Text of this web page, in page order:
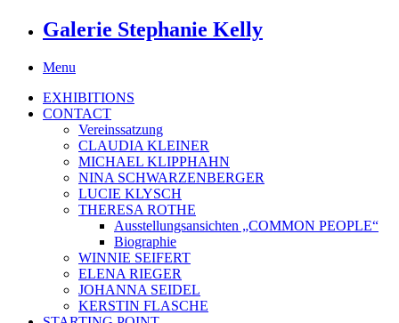
Galerie Stephanie Kelly
Menu
EXHIBITIONS
CONTACT
Vereinssatzung
CLAUDIA KLEINER
MICHAEL KLIPPHAHN
NINA SCHWARZENBERGER
LUCIE KLYSCH
THERESA ROTHE
Ausstellungsansichten „COMMON PEOPLE“
Biographie
WINNIE SEIFERT
ELENA RIEGER
JOHANNA SEIDEL
KERSTIN FLASCHE